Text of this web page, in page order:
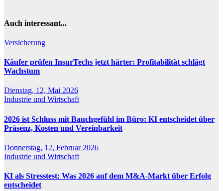
Auch interessant...
Versicherung
Käufer prüfen InsurTechs jetzt härter: Profitabilität schlägt
Wachstum
Dienstag, 12, Mai 2026
Industrie und Wirtschaft
2026 ist Schluss mit Bauchgefühl im Büro: KI entscheidet über
Präsenz, Kosten und Vereinbarkeit
Donnerstag, 12, Februar 2026
Industrie und Wirtschaft
KI als Stresstest: Was 2026 auf dem M&A-Markt über Erfolg
entscheidet